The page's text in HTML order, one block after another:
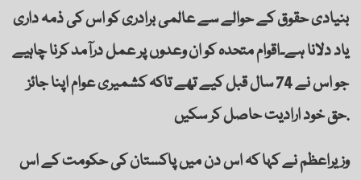
بنیادی حقوق کے حوالے سے عالمی برادری کو اس کی ذمہ داری
یاد دلانا ہے۔اقوام متحدہ کو ان وعدوں پر عمل درآمد کرنا چاہیے
جو اس نے 74 سال قبل کیے تھے تاکہ کشمیری عوام اپنا جائز
حق خود ارادیت حاصل کر سکیں.
وزیراعظم نے کہا کہ اس دن میں پاکستان کی حکومت کے اس